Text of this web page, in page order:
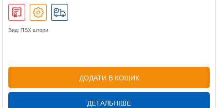
Вид: ПВХ штори
ДОДАТИ В КОШИК
ДЕТАЛЬНІШЕ